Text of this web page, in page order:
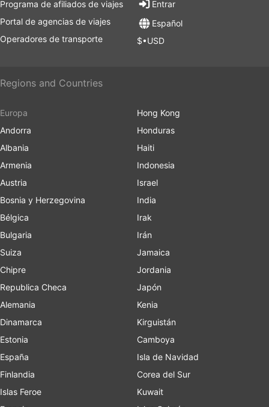
Programa de afiliados de viajes
Portal de agencias de viajes
Operadores de transporte
Entrar
Español
$•USD
Regions and Countries
Europa
Andorra
Albania
Armenia
Austria
Bosnia y Herzegovina
Bélgica
Bulgaria
Suiza
Chipre
Republica Checa
Alemania
Dinamarca
Estonia
España
Finlandia
Islas Feroe
Hong Kong
Honduras
Haiti
Indonesia
Israel
India
Irak
Irán
Jamaica
Jordania
Japón
Kenia
Kirguistán
Camboya
Isla de Navidad
Corea del Sur
Kuwait